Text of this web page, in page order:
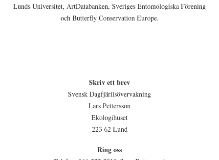
Lunds Universitet, ArtDatabanken, Sveriges Entomologiska Förening
och Butterfly Conservation Europe.
Skriv ett brev
Svensk Dagfjärilsövervakning
Lars Pettersson
Ekologihuset
223 62 Lund
Ring oss